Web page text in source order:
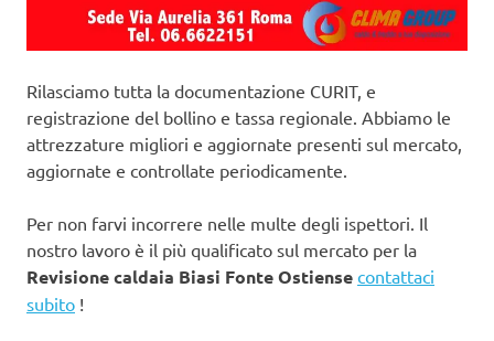
Rilasciamo tutta la documentazione CURIT, e
registrazione del bollino e tassa regionale. Abbiamo le
attrezzature migliori e aggiornate presenti sul mercato,
aggiornate e controllate periodicamente.
Per non farvi incorrere nelle multe degli ispettori. Il
nostro lavoro è il più qualificato sul mercato per la
Revisione caldaia Biasi Fonte Ostiense contattaci
subito !